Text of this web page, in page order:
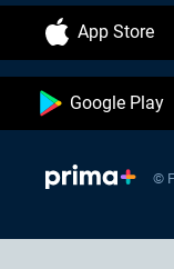
App Store
Google Play
©